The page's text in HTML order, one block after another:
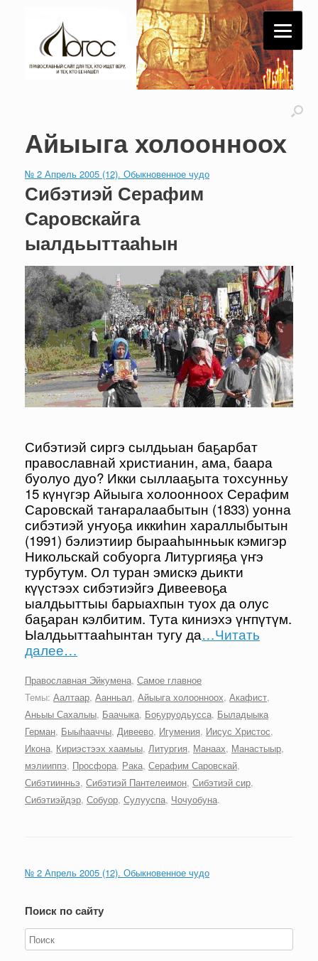
Айыыга холоонноох
№ 2 Апрель 2005 (12). Обыкновенное чудо
Сибэтиэй Серафим
Саровскайга
ыалдьыттааһын
Сибэтиэй сиргэ сылдьыан баҕарбат
православнай христианин, ама, баара
буолуо дуо? Икки сыллааҕыта тохсунньу
15 күнүгэр Айыыга холоонноох Серафим
Саровскай таҥаралаабытын (1833) уонна
сибэтиэй уҥуоҕа иккиһин хараллыбытын
(1991) бэлиэтиир бырааһынньык кэмигэр
Никольскай собуорга Литургияҕа үҥэ
турбутум. Ол туран эмискэ дьикти
күүстээх сибэтиэйгэ Дивеевоҕа
ыалдьыттыы барыахпын туох да олус
баҕаран кэлбитим. Тута киниэхэ үҥпүтүм.
Ыалдьыттааһынтан тугу да…Читать
далее…
Православная Эйкумена, Самое главное
Темы: Аалтаар, Аанньал, Айыыга холоонноох, Акафист,
Аньыы Сахалыы, Баачыка, Боҕуруодьусса, Быладыыка
Герман, Быыһааччы, Дивеево, Игумения, Иисус Христос,
Икона, Кириэстээх хаамыы, Литургия, Манаах, Манастыыр,
мэлииппэ, Просфора, Рака, Серафим Саровскай,
Сибэтиинньэ, Сибэтиэй Пантелеимон, Сибэтиэй сир,
Сибэтиэйдэр, Собуор, Сулууспа, Чочуобуна.
№ 2 Апрель 2005 (12). Обыкновенное чудо
Поиск по сайту